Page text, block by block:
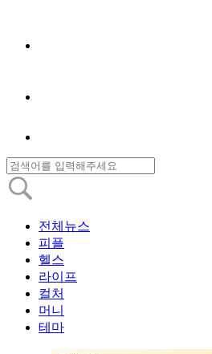
전체뉴스
피플
헬스
라이프
컬처
머니
테마